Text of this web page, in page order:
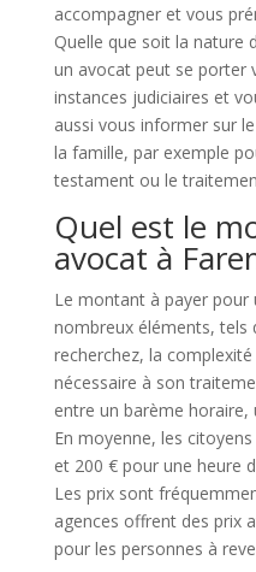
accompagner et vous
Quelle que soit la nature
un avocat peut se porter
instances judiciaires et
aussi vous informer sur
la famille, par exemple
testament ou le
Quel est le
avocat à
Le montant à payer pour
nombreux éléments, tels
recherchez, la
nécessaire à son
entre un barème
En moyenne, les
et 200 € pour une heure
Les prix sont
agences offrent des prix
pour les personnes à